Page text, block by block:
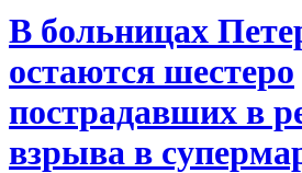
В больницах
остаются шестеро
пострадавших в
взрыва в